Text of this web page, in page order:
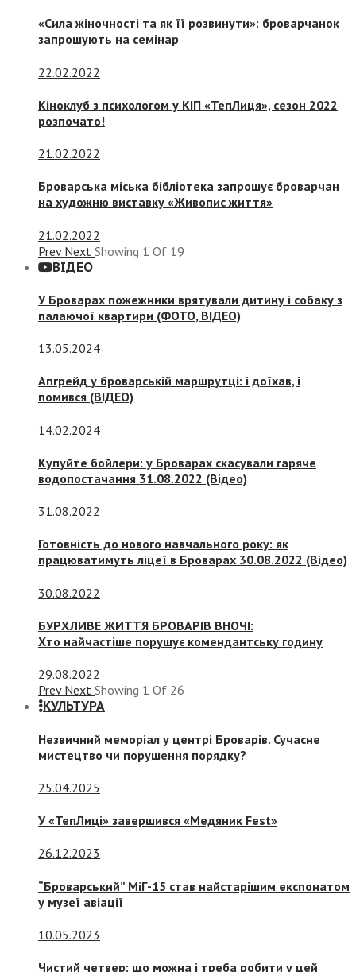
«Сила жіночності та як її розвинути»: броварчанок
запрошують на семінар
22.02.2022
Кіноклуб з психологом у КІП «ТепЛиця», сезон 2022
розпочато!
21.02.2022
Броварська міська бібліотека запрошує броварчан
на художню виставку «Живопис життя»
21.02.2022
Prev Next Showing 1 Of 19
ВІДЕО
У Броварах пожежники врятували дитину і собаку з
палаючої квартири (ФОТО, ВІДЕО)
13.05.2024
Апгрейд у броварській маршрутці: і доїхав, і
помився (ВІДЕО)
14.02.2024
Купуйте бойлери: у Броварах скасували гаряче
водопостачання 31.08.2022 (Відео)
31.08.2022
Готовність до нового навчального року: як
працюватимуть ліцеї в Броварах 30.08.2022 (Відео)
30.08.2022
БУРХЛИВЕ ЖИТТЯ БРОВАРІВ ВНОЧІ:
Хто найчастіше порушує комендантську годину
29.08.2022
Prev Next Showing 1 Of 26
КУЛЬТУРА
Незвичний меморіал у центрі Броварів. Сучасне
мистецтво чи порушення порядку?
25.04.2025
У «ТепЛиці» завершився «Медяник Fest»
26.12.2023
“Броварський” МіГ-15 став найстарішим експонатом
у музеї авіації
10.05.2023
Чистий четвер: що можна і треба робити у цей